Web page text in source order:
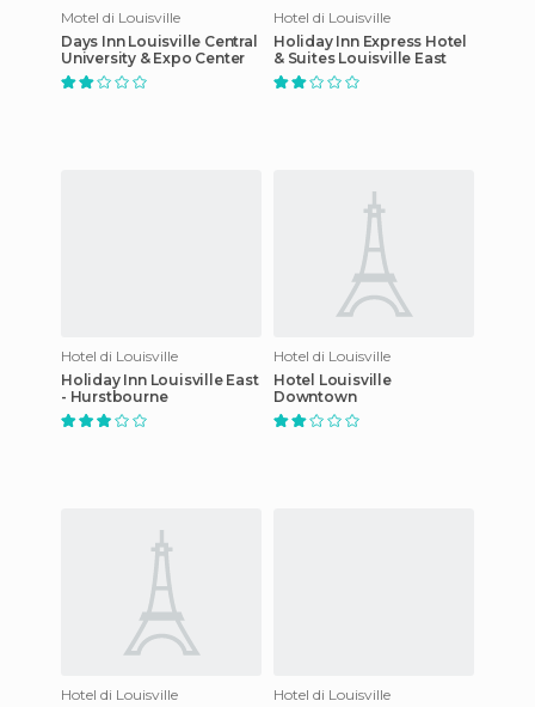
Motel di Louisville
Days Inn Louisville Central
University & Expo Center
Hotel di Louisville
Holiday Inn Express Hotel
& Suites Louisville East
Hotel di Louisville
Holiday Inn Louisville East
- Hurstbourne
Hotel di Louisville
Hotel Louisville
Downtown
Hotel di Louisville
Hotel di Louisville